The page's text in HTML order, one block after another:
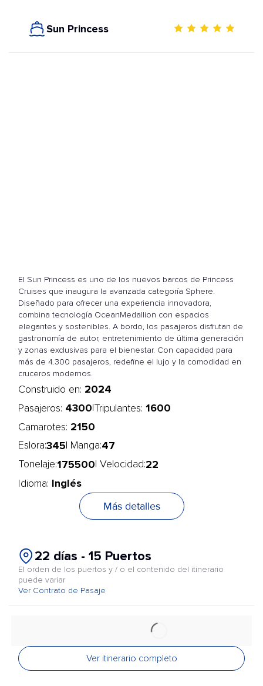
Sun Princess
El Sun Princess es uno de los nuevos barcos de Princess
Cruises que inaugura la avanzada categoría Sphere.
Diseñado para ofrecer una experiencia innovadora,
combina tecnología OceanMedallion con espacios
elegantes y sostenibles. A bordo, los pasajeros disfrutan de
gastronomía de autor, entretenimiento de última generación
y zonas exclusivas para el bienestar. Con capacidad para
más de 4.300 pasajeros, redefine el lujo y la comodidad en
cruceros modernos.
Construido en: 2024
Pasajeros: 4300 Tripulantes: 1600
Camarotes: 2150
Eslora:345 | Manga:47
Tonelaje:175500 | Velocidad:22
Idioma: Inglés
Más detalles
22 días - 15 Puertos
El orden de los puertos y / o el contenido del itinerario
puede variar
Ver Contrato de Pasaje
Ver itinerario completo